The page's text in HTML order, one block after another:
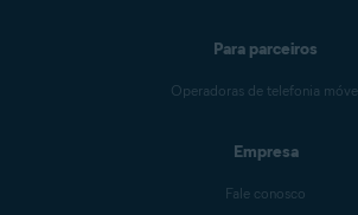
Para parceiros
Operadoras de telefonia
Empresa
Fale conosco